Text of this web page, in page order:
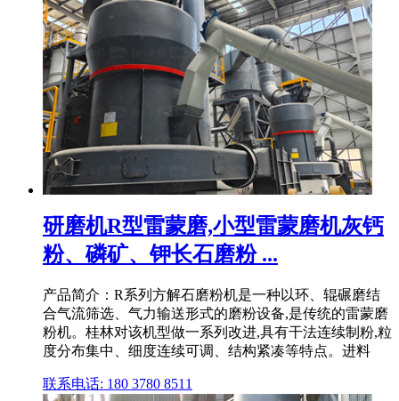
研磨机R型雷蒙磨,小型雷蒙磨机灰钙
粉、磷矿、钾长石磨粉 ...
产品简介：R系列方解石磨粉机是一种以环、辊碾磨结
合气流筛选、气力输送形式的磨粉设备,是传统的雷蒙磨
粉机。桂林对该机型做一系列改进,具有干法连续制粉,粒
度分布集中、细度连续可调、结构紧凑等特点。进料
联系电话: 180 3780 8511